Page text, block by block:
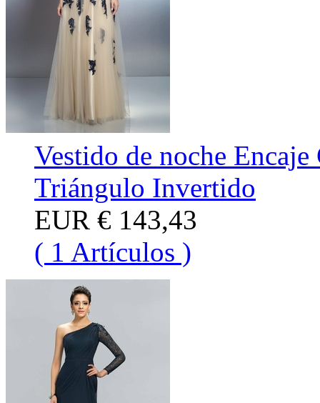
Vestido de noche
Triángulo Invertido
EUR € 143,43
( 1 Artículos )